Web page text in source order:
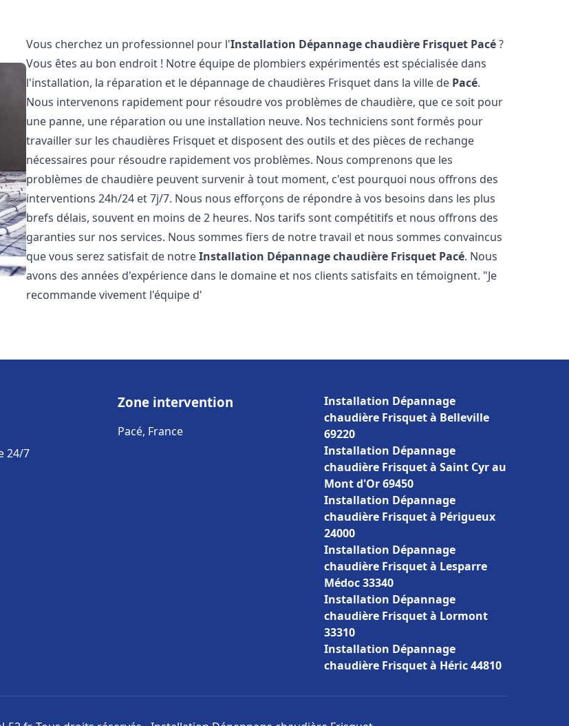
Vous cherchez un professionnel pour l'Installation Dépannage chaudière Frisquet Pacé?
Vous êtes au bon endroit ! Notre équipe de plombiers expérimentés est spécialisée dans
l'installation, la réparation et le dépannage de chaudières Frisquet dans la ville de Pacé.
Nous intervenons rapidement pour résoudre vos problèmes de chaudière, que ce soit pour
une panne, une réparation ou une installation neuve. Nos techniciens sont formés pour
travailler sur les chaudières Frisquet et disposent des outils et des pièces de rechange
nécessaires pour résoudre rapidement vos problèmes. Nous comprenons que les
problèmes de chaudière peuvent survenir à tout moment, c'est pourquoi nous offrons des
interventions 24h/24 et 7j/7. Nous nous efforçons de répondre à vos besoins dans les plus
brefs délais, souvent en moins de 2 heures. Nos tarifs sont compétitifs et nous offrons des
garanties sur nos services. Nous sommes fiers de notre travail et nous sommes convaincus
que vous serez satisfait de notreInstallation Dépannage chaudière Frisquet Pacé. Nous
avons des années d'expérience dans le domaine et nos clients satisfaits en témoignent. "Je
recommande vivement l'équipe d'
24/7
Zone intervention
Pacé, France
Installation Dépannage
chaudière Frisquet à Belleville
69220
Installation Dépannage
chaudière Frisquet à Saint Cyr au
Mont d'Or 69450
Installation Dépannage
chaudière Frisquet à Périgueux
24000
Installation Dépannage
chaudière Frisquet à Lesparre
Médoc 33340
Installation Dépannage
chaudière Frisquet à Lormont
33310
Installation Dépannage
chaudière Frisquet à Héric 44810